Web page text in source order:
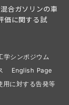
合ガソリンの車
価に関する試
学シンポジウム
English Page
用に対する告発等